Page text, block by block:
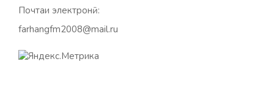
Почтаи электронӣ:
farhangfm2008@mail.ru